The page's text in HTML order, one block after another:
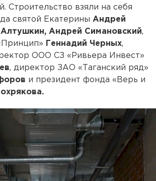
Строительство взяли на себя
святой Екатерины Андрей
Андрей Симановский,
Геннадий Черных,
ООО СЗ «Ривьера Инвест»
, директор ЗАО «Таганский ряд»
и президент фонда «Верь и